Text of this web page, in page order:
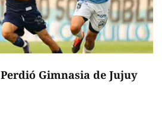
Perdió Gimnasia de Jujuy